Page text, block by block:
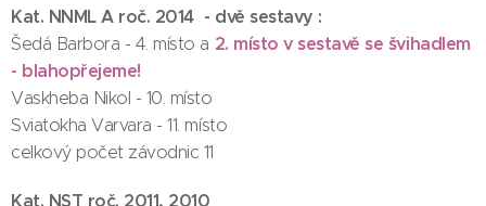
Kat. NNML A roč. 2014 - dvě sestavy :
Šedá Barbora - 4. místo a 2. místo v sestavě se švihadlem
- blahopřejeme!
Vaskheba Nikol - 10. místo
Sviatokha Varvara - 11. místo
celkový počet závodnic 11
Kat. NST roč. 2011, 2010